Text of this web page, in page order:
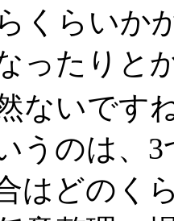
くらいか
ったりと
ないです
うのは、
はどのく